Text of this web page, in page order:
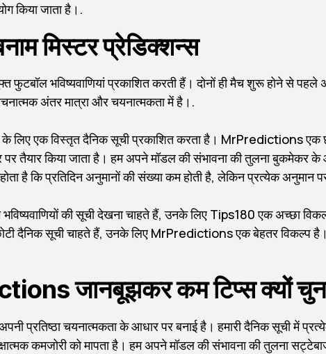
किया जाता है।.
मिस्टर प्रेडिक्शन्स
फुटबॉल भविष्यवाणियां प्रकाशित करती हैं। दोनों ही मैच शुरू होने से
अंतर मात्रा और चयनात्मकता में है।.
लिए एक विस्तृत दैनिक सूची प्रकाशित करता है। MrPredictions एक
तैयार किया जाता है। हम अपने मॉडल की संभावना की तुलना बुकमेकर
है कि प्रतिदिन अनुमानों की संख्या कम होती है, लेकिन प्रत्येक अनुमान
भविष्यवाणियों की सूची देखना चाहते हैं, उनके लिए Tips180 एक अच्छा
दैनिक सूची चाहते हैं, उनके लिए MrPredictions एक बेहतर विकल्प
जानबूझकर कम टिप्स क्यों
प्रतिष्ठा चयनात्मकता के आधार पर बनाई है। हमारी दैनिक सूची में
कमजोरी को मापता है। हम अपने मॉडल की संभावना की तुलना